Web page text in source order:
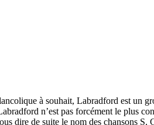
à souhait, Labradford est un
n’est pas forcément le plus
dire de suite le nom des chansons